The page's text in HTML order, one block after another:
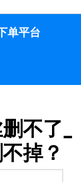
单平台
不了_
掉？